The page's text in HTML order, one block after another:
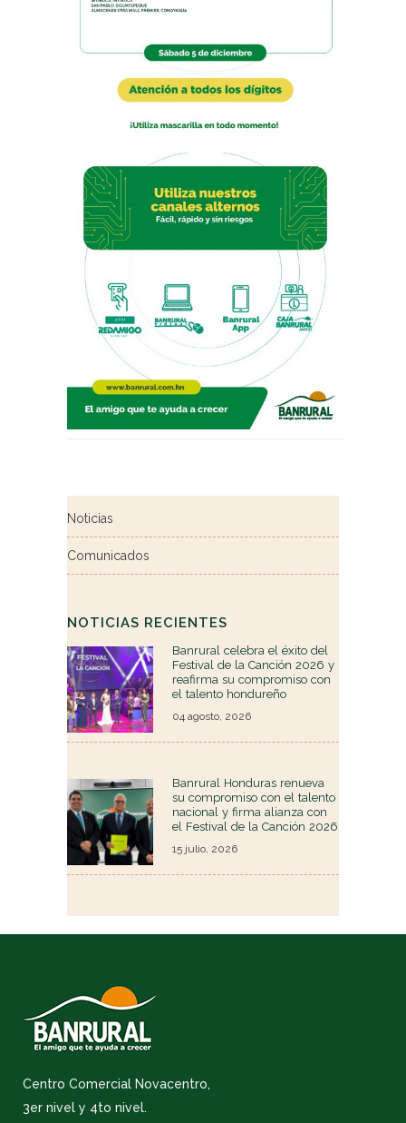
Noticias
Comunicados
NOTICIAS RECIENTES
Banrural celebra el éxito del
Festival de la Canción 2026 y
reafirma su compromiso con
el talento hondureño
04 agosto, 2026
Banrural Honduras renueva
su compromiso con el talento
nacional y firma alianza con
el Festival de la Canción 2026
15 julio, 2026
Centro Comercial Novacentro,
3er nivel y 4to nivel.